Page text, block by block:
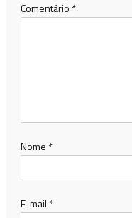
Comentário *
Nome *
E-mail *